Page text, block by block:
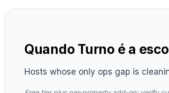
Quando Turno é a
Hosts whose only ops gap is